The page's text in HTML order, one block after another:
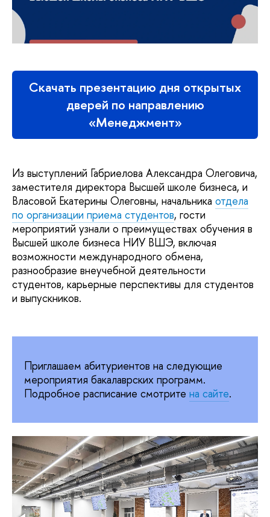
Скачать презентацию дня открытых
дверей по направлению
«Менеджмент»
Из выступлений Габриелова Александра Олеговича,
заместителя директора Высшей школе бизнеса, и
Власовой Екатерины Олеговны, начальника отдела
по организации приема студентов, гости
мероприятий узнали о преимуществах обучения в
Высшей школе бизнеса НИУ ВШЭ, включая
возможности международного обмена,
разнообразие внеучебной деятельности
студентов, карьерные перспективы для студентов
и выпускников.
Приглашаем абитуриентов на следующие
мероприятия бакалаврских программ.
Подробное расписание смотрите на сайте.